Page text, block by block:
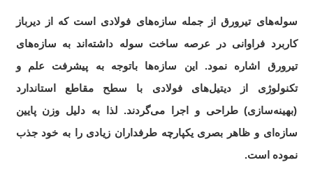
سوله‌های تیرورق از جمله سازه‌های فولادی است که از دیرباز
کاربرد فراوانی در عرصه ساخت سوله داشته‌اند به سازه‌های
تیرورق اشاره نمود. این سازه‌ها باتوجه به پیشرفت علم و
تکنولوژی از دیتیل‌های فولادی با سطح مقاطع استاندارد
(بهینه‌سازی) طراحی و اجرا می‌گردند. لذا به دلیل وزن پایین
سازه‌ای و ظاهر بصری یکپارچه طرفداران زیادی را به خود جذب
نموده است.